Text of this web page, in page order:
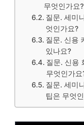
무엇인가요?
질문. 세미
엇인가요?
질문. 신용
있나요?
질문. 신용
무엇인가요
질문. 세미
팁은 무엇